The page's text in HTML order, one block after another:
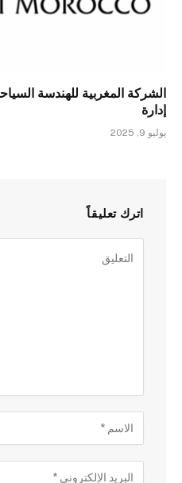
الشركة المغربية للهندسة
إدارة
يوليو 9, 2025
اترك تعليقاً